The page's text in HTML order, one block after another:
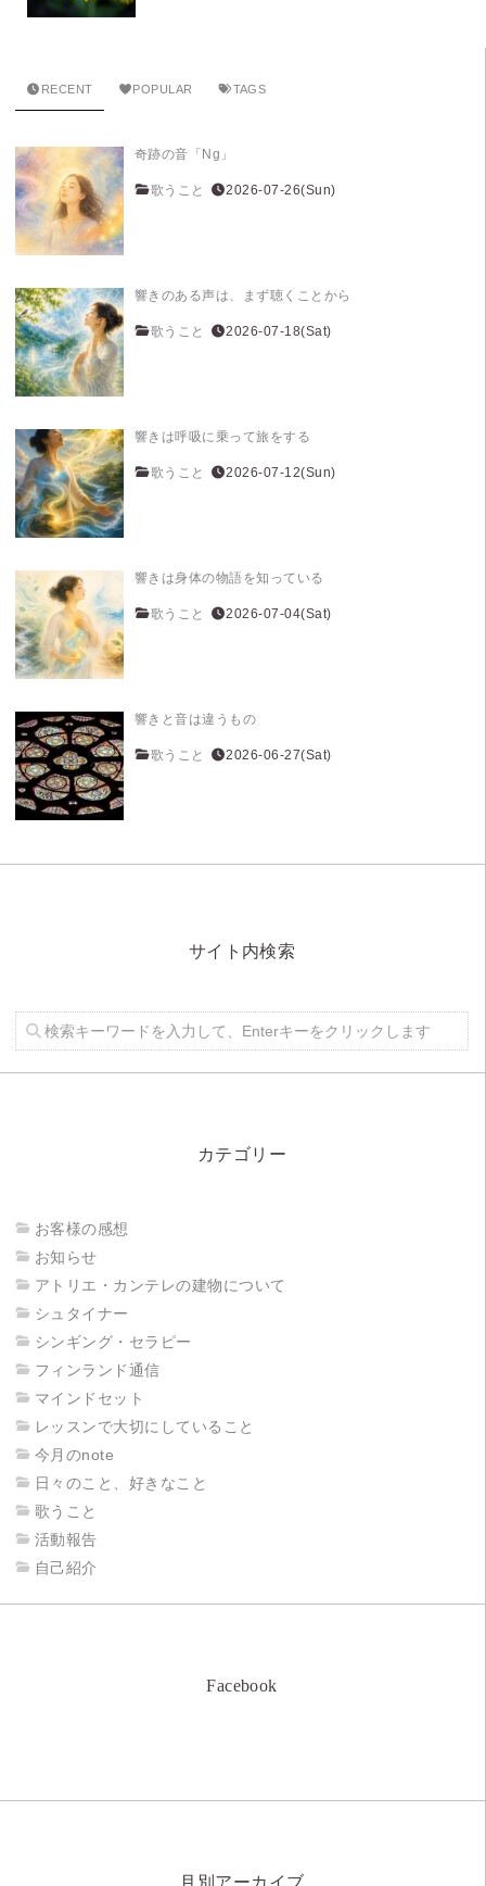
RECENT POPULAR TAGS
奇跡の音「Ng」
歌うこと 2026-07-26(Sun)
響きのある声は、まず聴くことから
歌うこと 2026-07-18(Sat)
響きは呼吸に乗って旅をする
歌うこと 2026-07-12(Sun)
響きは身体の物語を知っている
歌うこと 2026-07-04(Sat)
響きと音は違うもの
歌うこと 2026-06-27(Sat)
サイト内検索
カテゴリー
お客様の感想
お知らせ
アトリエ・カンテレの建物について
シュタイナー
シンギング・セラピー
フィンランド通信
マインドセット
レッスンで大切にしていること
今月のnote
日々のこと、好きなこと
歌うこと
活動報告
自己紹介
Facebook
月別アーカイブ